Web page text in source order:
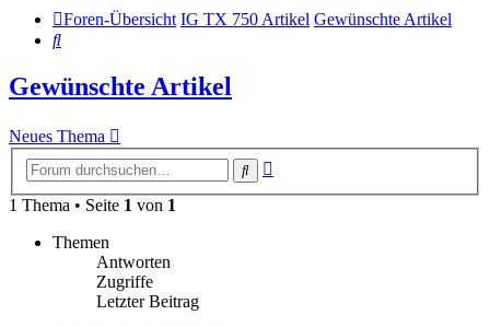
Foren-Übersicht IG TX 750 Artikel Gewünschte Artikel
Suche
Gewünschte Artikel
Neues Thema
Suche
1 Thema • Seite 1 von 1
Themen
Antworten
Zugriffe
Letzter Beitrag